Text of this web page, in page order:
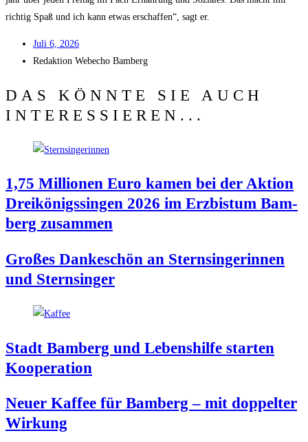
rich­tig Spaß und ich kann etwas erschaf­fen“, sagt er.
Juli 6, 2026
Redak­ti­on Web­echo Bamberg
DAS KÖNNTE SIE AUCH
INTERESSIEREN...
1,75 Mil­lio­nen Euro kamen bei der Akti­on
Drei­kö­nigs­sin­gen 2026 im Erz­bis­tum Bam­
berg zusammen
Gro­ßes Dan­ke­schön an Stern­sin­ge­rin­nen
und Sternsinger
Stadt Bam­berg und Lebens­hil­fe star­ten
Kooperation
Neu­er Kaf­fee für Bam­berg – mit dop­pel­ter
Wirkung